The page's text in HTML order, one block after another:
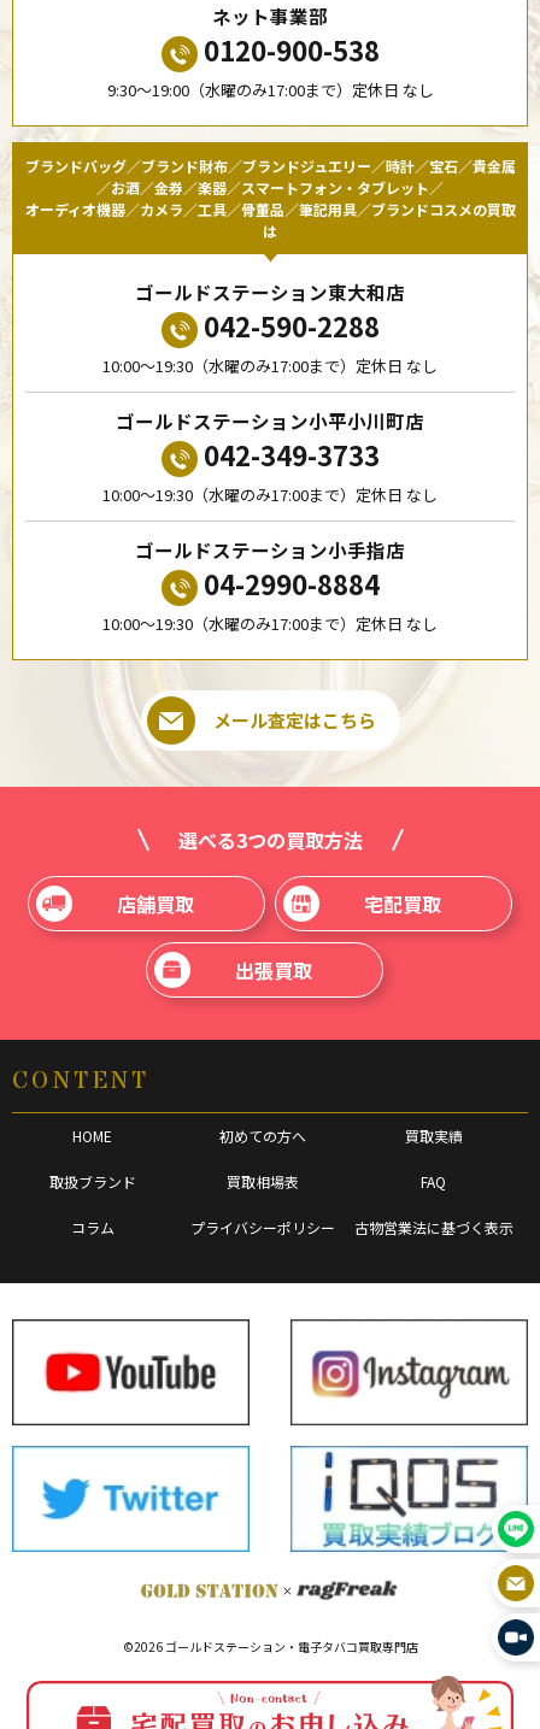
ネット事業部
0120-900-538
9:30〜19:00（水曜のみ17:00まで）定休日 なし
ブランドバッグ／ブランド財布／ブランドジュエリー／時計／宝石／貴金属
／お酒／金券／楽器／スマートフォン・タブレット／
オーディオ機器／カメラ／工具／骨董品／筆記用具／ブランドコスメの買取
は
ゴールドステーション東大和店
042-590-2288
10:00〜19:30（水曜のみ17:00まで）定休日 なし
ゴールドステーション小平小川町店
042-349-3733
10:00〜19:30（水曜のみ17:00まで）定休日 なし
ゴールドステーション小手指店
04-2990-8884
10:00〜19:30（水曜のみ17:00まで）定休日 なし
メール査定はこちら
選べる3つの買取方法
店舗買取 宅配買取
出張買取
CONTENT
HOME 初めての方へ 買取実績
取扱ブランド 買取相場表 FAQ
コラム プライバシーポリシー 古物営業法に基づく表示
©2026 ゴールドステーション・電子タバコ買取専門店